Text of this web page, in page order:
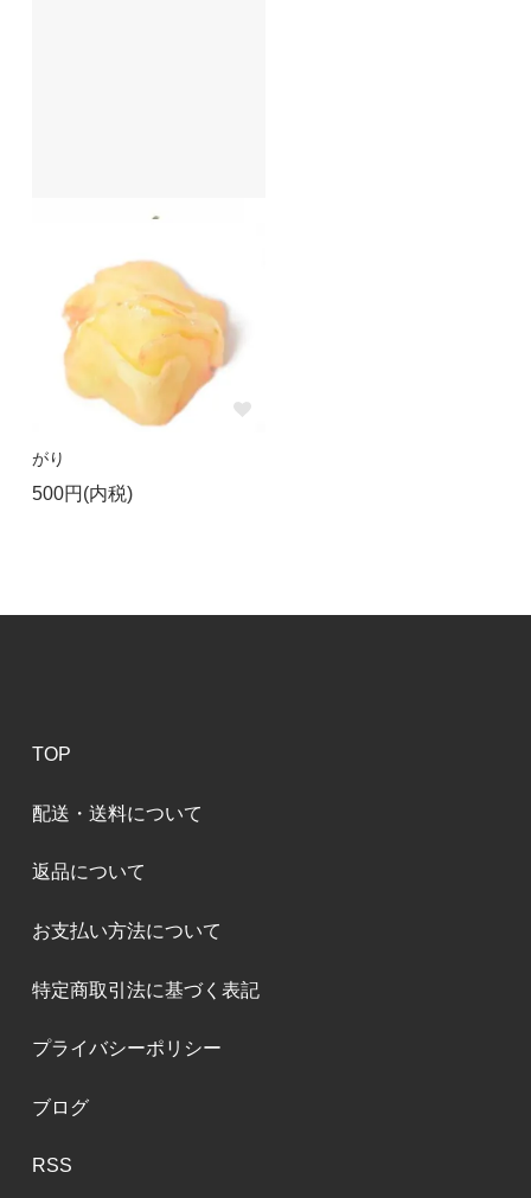
がり
500円(内税)
TOP
配送・送料について
返品について
お支払い方法について
特定商取引法に基づく表記
プライバシーポリシー
ブログ
RSS